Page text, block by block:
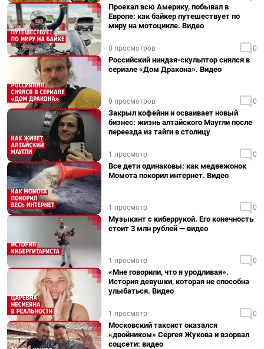
Проехал всю Америку, побывал в
Европе: как байкер путешествует по
миру на мотоцикле. Видео
0 просмотров 0
Российский ниндзя-скульптор снялся в
сериале «Дом Дракона». Видео
0 просмотров 0
Закрыл кофейни и осваивает новый
бизнес: жизнь алтайского Маугли после
переезда из тайги в столицу
1 просмотр 0
Все дети одинаковы: как медвежонок
Момота покорил интернет. Видео
1 просмотр 0
Музыкант с киберрукой. Его конечность
стоит 3 млн рублей — видео
1 просмотр 0
«Мне говорили, что я уродливая».
История девушки, которая не способна
улыбаться. Видео
1 просмотр 0
Московский таксист оказался
«двойником» Сергея Жукова и взорвал
соцсети: видео